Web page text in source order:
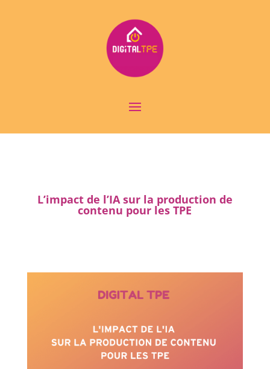
L’impact de l’IA sur la production de
contenu pour les TPE